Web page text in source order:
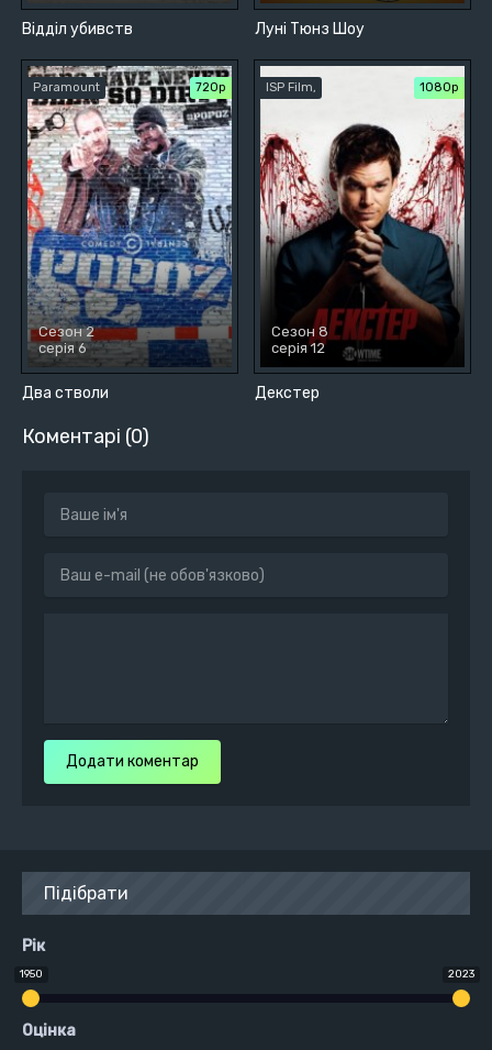
Відділ убивств Луні Тюнз Шоу
Два стволи
Paramount 720р
Сезон 2
серія 6
Декстер
ISP Film, 1080p
Сезон 8
серія 12
Коментарі (0)
Додати коментар
Підібрати
Рік
1950 2023
Оцінка